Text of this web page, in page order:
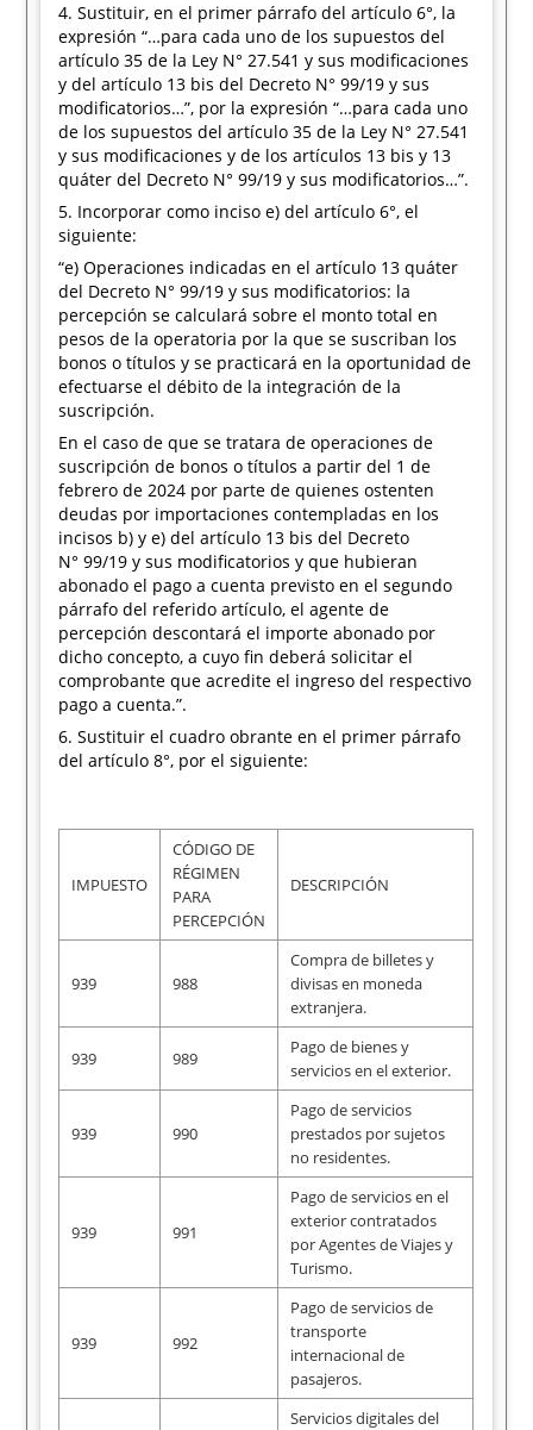
4. Sustituir, en el primer párrafo del artículo 6°, la
expresión “…para cada uno de los supuestos del
artículo 35 de la Ley N° 27.541 y sus modificaciones
y del artículo 13 bis del Decreto N° 99/19 y sus
modificatorios…”, por la expresión “…para cada uno
de los supuestos del artículo 35 de la Ley N° 27.541
y sus modificaciones y de los artículos 13 bis y 13
quáter del Decreto N° 99/19 y sus modificatorios…”.
5. Incorporar como inciso e) del artículo 6°, el
siguiente:
“e) Operaciones indicadas en el artículo 13 quáter
del Decreto N° 99/19 y sus modificatorios: la
percepción se calculará sobre el monto total en
pesos de la operatoria por la que se suscriban los
bonos o títulos y se practicará en la oportunidad de
efectuarse el débito de la integración de la
suscripción.
En el caso de que se tratara de operaciones de
suscripción de bonos o títulos a partir del 1 de
febrero de 2024 por parte de quienes ostenten
deudas por importaciones contempladas en los
incisos b) y e) del artículo 13 bis del Decreto
N° 99/19 y sus modificatorios y que hubieran
abonado el pago a cuenta previsto en el segundo
párrafo del referido artículo, el agente de
percepción descontará el importe abonado por
dicho concepto, a cuyo fin deberá solicitar el
comprobante que acredite el ingreso del respectivo
pago a cuenta.”.
6. Sustituir el cuadro obrante en el primer párrafo
del artículo 8°, por el siguiente:
IMPUESTO
CÓDIGO DE
RÉGIMEN
PARA
PERCEPCIÓN
DESCRIPCIÓN
939 988
Compra de billetes y
divisas en moneda
extranjera.
939 989
Pago de bienes y
servicios en el exterior.
939 990
Pago de servicios
prestados por sujetos
no residentes.
939 991
Pago de servicios en el
exterior contratados
por Agentes de Viajes y
Turismo.
939 992
Pago de servicios de
transporte
internacional de
pasajeros.
Servicios digitales del